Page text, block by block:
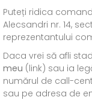
Puteți ridica
Alecsandri nr. 14,
reprezentantului
Daca vrei să afli
meu (link) sau ia
numărul de call-
sau pe adresa de